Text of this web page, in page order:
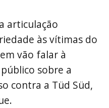
articulação
às vítimas do
vão falar à
sobre a
contra a Tüd Süd,